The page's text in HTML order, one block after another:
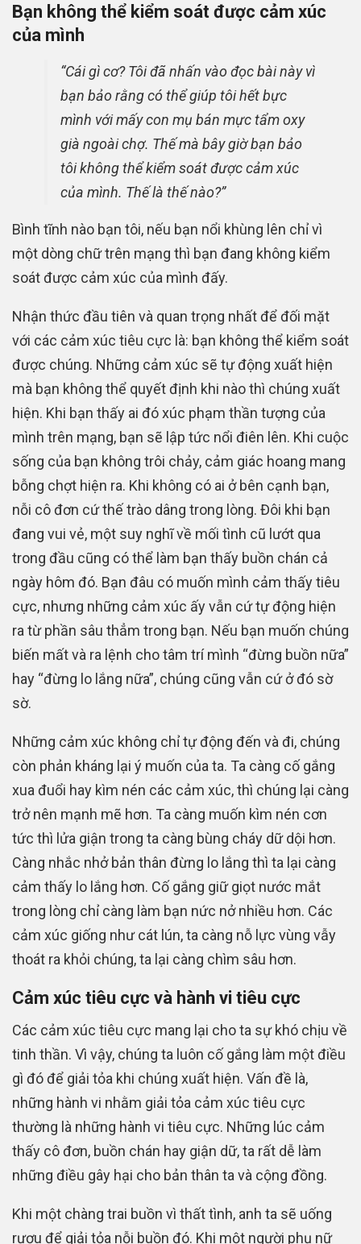
Bạn không thể kiểm soát được cảm xúc
của mình
“Cái gì cơ? Tôi đã nhấn vào đọc bài này vì
bạn bảo rằng có thể giúp tôi hết bực
mình với mấy con mụ bán mực tẩm oxy
già ngoài chợ. Thế mà bây giờ bạn bảo
tôi không thể kiểm soát được cảm xúc
của mình. Thế là thế nào?”
Bình tĩnh nào bạn tôi, nếu bạn nổi khùng lên chỉ vì
một dòng chữ trên mạng thì bạn đang không kiểm
soát được cảm xúc của mình đấy.
Nhận thức đầu tiên và quan trọng nhất để đối mặt
với các cảm xúc tiêu cực là: bạn không thể kiểm soát
được chúng. Những cảm xúc sẽ tự động xuất hiện
mà bạn không thể quyết định khi nào thì chúng xuất
hiện. Khi bạn thấy ai đó xúc phạm thần tượng của
mình trên mạng, bạn sẽ lập tức nổi điên lên. Khi cuộc
sống của bạn không trôi chảy, cảm giác hoang mang
bỗng chợt hiện ra. Khi không có ai ở bên cạnh bạn,
nỗi cô đơn cứ thế trào dâng trong lòng. Đôi khi bạn
đang vui vẻ, một suy nghĩ về mối tình cũ lướt qua
trong đầu cũng có thể làm bạn thấy buồn chán cả
ngày hôm đó. Bạn đâu có muốn mình cảm thấy tiêu
cực, nhưng những cảm xúc ấy vẫn cứ tự động hiện
ra từ phần sâu thẳm trong bạn. Nếu bạn muốn chúng
biến mất và ra lệnh cho tâm trí mình “đừng buồn nữa”
hay “đừng lo lắng nữa”, chúng cũng vẫn cứ ở đó sờ
sờ.
Những cảm xúc không chỉ tự động đến và đi, chúng
còn phản kháng lại ý muốn của ta. Ta càng cố gắng
xua đuổi hay kìm nén các cảm xúc, thì chúng lại càng
trở nên mạnh mẽ hơn. Ta càng muốn kìm nén cơn
tức thì lửa giận trong ta càng bùng cháy dữ dội hơn.
Càng nhắc nhở bản thân đừng lo lắng thì ta lại càng
cảm thấy lo lắng hơn. Cố gắng giữ giọt nước mắt
trong lòng chỉ càng làm bạn nức nở nhiều hơn. Các
cảm xúc giống như cát lún, ta càng nỗ lực vùng vẫy
thoát ra khỏi chúng, ta lại càng chìm sâu hơn.
Cảm xúc tiêu cực và hành vi tiêu cực
Các cảm xúc tiêu cực mang lại cho ta sự khó chịu về
tinh thần. Vì vậy, chúng ta luôn cố gắng làm một điều
gì đó để giải tỏa khi chúng xuất hiện. Vấn đề là,
những hành vi nhằm giải tỏa cảm xúc tiêu cực
thường là những hành vi tiêu cực. Những lúc cảm
thấy cô đơn, buồn chán hay giận dữ, ta rất dễ làm
những điều gây hại cho bản thân ta và cộng đồng.
Khi một chàng trai buồn vì thất tình, anh ta sẽ uống
rượu để giải tỏa nỗi buồn đó. Khi một người phụ nữ